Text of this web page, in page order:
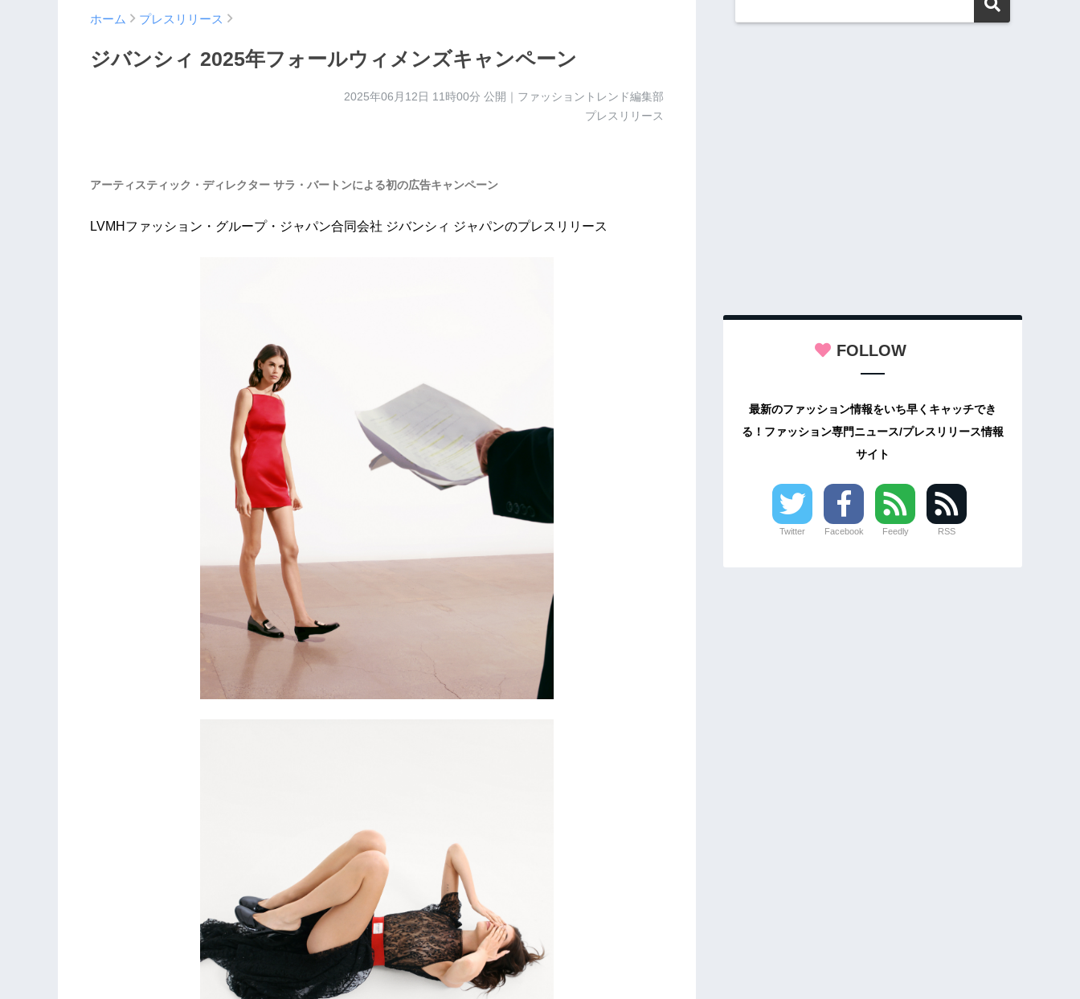
ホーム プレスリリース
ジバンシィ 2025年フォールウィメンズキャンペーン
2025年06月12日 11時00分 公開｜ファッショントレンド編集部
プレスリリース
アーティスティック・ディレクター サラ・バートンによる初の広告キャンペーン
LVMHファッション・グループ・ジャパン合同会社 ジバンシィ ジャパンのプレスリリース
FOLLOW
最新のファッション情報をいち早くキャッチでき
る！ファッション専門ニュース/プレスリリース情報
サイト
Twitter Facebook Feedly RSS